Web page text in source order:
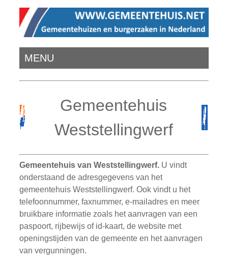
MENU
Gemeentehuis
Weststellingwerf
Gemeentehuis van Weststellingwerf. U vindt
onderstaand de adresgegevens van het
gemeentehuis Weststellingwerf. Ook vindt u het
telefoonnummer, faxnummer, e-mailadres en meer
bruikbare informatie zoals het aanvragen van een
paspoort, rijbewijs of id-kaart, de website met
openingstijden van de gemeente en het aanvragen
van vergunningen.